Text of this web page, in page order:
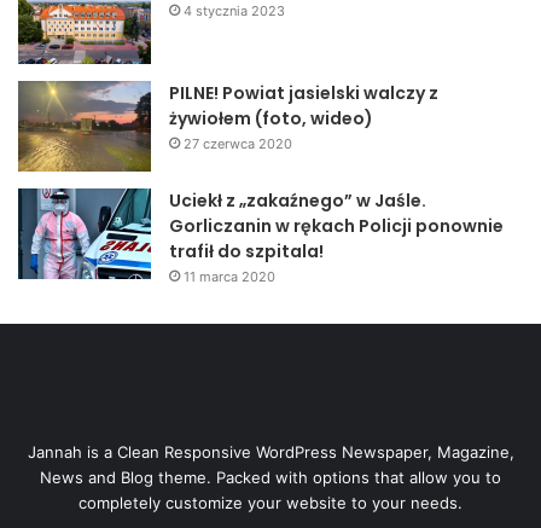
4 stycznia 2023
PILNE! Powiat jasielski walczy z
żywiołem (foto, wideo)
27 czerwca 2020
Uciekł z „zakaźnego” w Jaśle.
Gorliczanin w rękach Policji ponownie
trafił do szpitala!
11 marca 2020
Jannah is a Clean Responsive WordPress Newspaper, Magazine,
News and Blog theme. Packed with options that allow you to
completely customize your website to your needs.